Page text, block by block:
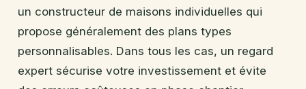
un constructeur de maisons individuelles qui
propose généralement des plans types
personnalisables. Dans tous les cas, un regard
expert sécurise votre investissement et évite